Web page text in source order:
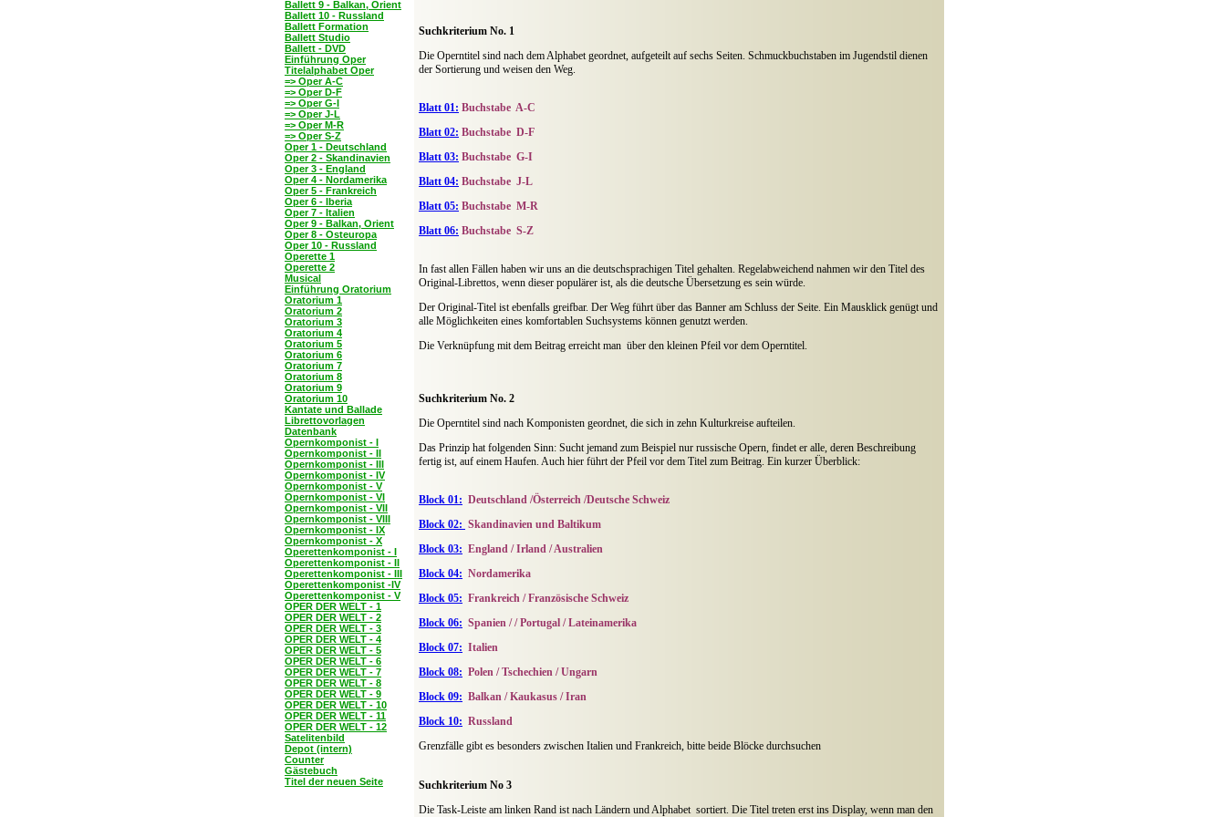
Ballett 9 - Balkan, Orient
Ballett 10 - Russland
Ballett Formation
Ballett Studio
Ballett - DVD
Einführung Oper
Titelalphabet Oper
=> Oper A-C
=> Oper D-F
=> Oper G-I
=> Oper J-L
=> Oper M-R
=> Oper S-Z
Oper 1 - Deutschland
Oper 2 - Skandinavien
Oper 3 - England
Oper 4 - Nordamerika
Oper 5 - Frankreich
Oper 6 - Iberia
Oper 7 - Italien
Oper 9 - Balkan, Orient
Oper 8 - Osteuropa
Oper 10 - Russland
Operette 1
Operette 2
Musical
Einführung Oratorium
Oratorium 1
Oratorium 2
Oratorium 3
Oratorium 4
Oratorium 5
Oratorium 6
Oratorium 7
Oratorium 8
Oratorium 9
Oratorium 10
Kantate und Ballade
Librettovorlagen
Datenbank
Opernkomponist - I
Opernkomponist - II
Opernkomponist - III
Opernkomponist - IV
Opernkomponist - V
Opernkomponist - VI
Opernkomponist - VII
Opernkomponist - VIII
Opernkomponist - IX
Opernkomponist - X
Operettenkomponist - I
Operettenkomponist - II
Operettenkomponist - III
Operettenkomponist -IV
Operettenkomponist - V
OPER DER WELT - 1
OPER DER WELT - 2
OPER DER WELT - 3
OPER DER WELT - 4
OPER DER WELT - 5
OPER DER WELT - 6
OPER DER WELT - 7
OPER DER WELT - 8
OPER DER WELT - 9
OPER DER WELT - 10
OPER DER WELT - 11
OPER DER WELT - 12
Satelitenbild
Depot (intern)
Counter
Gästebuch
Titel der neuen Seite
Suchkriterium No. 1
Die Operntitel sind nach dem Alphabet geordnet, aufgeteilt auf sechs Seiten. Schmuckbuchstaben im Jugendstil dienen
der Sortierung und weisen den Weg.
Blatt 01: Buchstabe A-C
Blatt 02: Buchstabe D-F
Blatt 03: Buchstabe G-I
Blatt 04: Buchstabe J-L
Blatt 05: Buchstabe M-R
Blatt 06: Buchstabe S-Z
In fast allen Fällen haben wir uns an die deutschsprachigen Titel gehalten. Regelabweichend nahmen wir den Titel des
Original-Librettos, wenn dieser populärer ist, als die deutsche Übersetzung es sein würde.
Der Original-Titel ist ebenfalls greifbar. Der Weg führt über das Banner am Schluss der Seite. Ein Mausklick genügt und
alle Möglichkeiten eines komfortablen Suchsystems können genutzt werden.
Die Verknüpfung mit dem Beitrag erreicht man über den kleinen Pfeil vor dem Operntitel.
Suchkriterium No. 2
Die Operntitel sind nach Komponisten geordnet, die sich in zehn Kulturkreise aufteilen.
Das Prinzip hat folgenden Sinn: Sucht jemand zum Beispiel nur russische Opern, findet er alle, deren Beschreibung
fertig ist, auf einem Haufen. Auch hier führt der Pfeil vor dem Titel zum Beitrag. Ein kurzer Überblick:
Block 01: Deutschland /Österreich /Deutsche Schweiz
Block 02: Skandinavien und Baltikum
Block 03: England / Irland / Australien
Block 04: Nordamerika
Block 05: Frankreich / Französische Schweiz
Block 06: Spanien / / Portugal / Lateinamerika
Block 07: Italien
Block 08: Polen / Tschechien / Ungarn
Block 09: Balkan / Kaukasus / Iran
Block 10: Russland
Grenzfälle gibt es besonders zwischen Italien und Frankreich, bitte beide Blöcke durchsuchen
Suchkriterium No 3
Die Task-Leiste am linken Rand ist nach Ländern und Alphabet sortiert. Die Titel treten erst ins Display, wenn man den